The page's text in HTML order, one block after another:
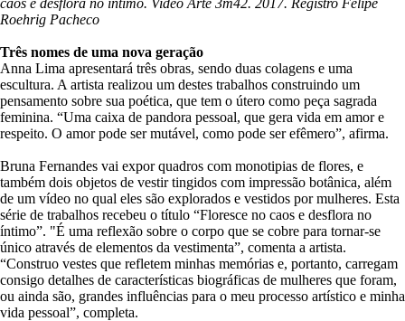
Roehrig Pacheco
Três nomes de uma nova geração
Anna Lima apresentará três obras, sendo duas colagens e uma
escultura. A artista realizou um destes trabalhos construindo um
pensamento sobre sua poética, que tem o útero como peça sagrada
feminina. “Uma caixa de pandora pessoal, que gera vida em amor e
respeito. O amor pode ser mutável, como pode ser efêmero”, afirma.
Bruna Fernandes vai expor quadros com monotipias de flores, e
também dois objetos de vestir tingidos com impressão botânica, além
de um vídeo no qual eles são explorados e vestidos por mulheres. Esta
série de trabalhos recebeu o título “Floresce no caos e desflora no
íntimo”. "É uma reflexão sobre o corpo que se cobre para tornar-se
único através de elementos da vestimenta”, comenta a artista.
“Construo vestes que refletem minhas memórias e, portanto, carregam
consigo detalhes de características biográficas de mulheres que foram,
ou ainda são, grandes influências para o meu processo artístico e minha
vida pessoal”, completa.